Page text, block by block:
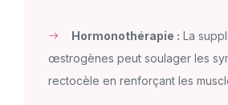
Hormonothérapie : La
œstrogènes peut soulager les
rectocèle en renforçant les